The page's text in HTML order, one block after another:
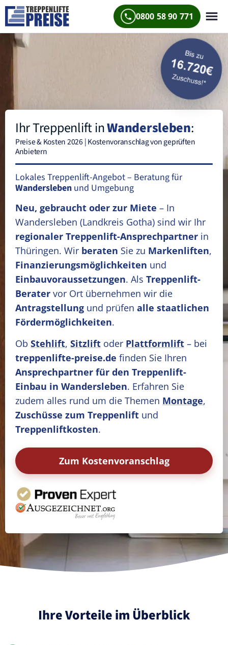
0800 58 90 771
Ihr Treppenlift inWandersleben:
Preise & Kosten 2026 | Kostenvoranschlag von geprüften
Anbietern
Lokales Treppenlift-Angebot – Beratung für
Wandersleben und Umgebung
Neu, gebraucht oder zur Miete – In
Wandersleben (Landkreis Gotha) sind wir Ihr
regionaler Treppenlift-Ansprechpartner in
Thüringen. Wir beraten Sie zu Markenliften,
Finanzierungsmöglichkeiten und
Einbauvoraussetzungen. Als Treppenlift-
Berater vor Ort übernehmen wir die
Antragstellung und prüfen alle staatlichen
Fördermöglichkeiten.
Ob Stehlift, Sitzlift oder Plattformlift – bei
treppenlifte-preise.de finden Sie Ihren
Ansprechpartner für den Treppenlift-
Einbau in Wandersleben. Erfahren Sie
zudem alles rund um die Themen Montage,
Zuschüsse zum Treppenlift und
Treppenliftkosten.
Zum Kostenvoranschlag
Ihre Vorteile im Überblick